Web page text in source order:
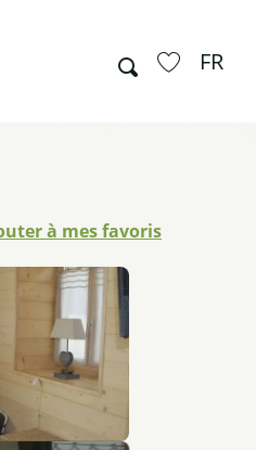
Recherche FR
aux favoris
à mes favoris